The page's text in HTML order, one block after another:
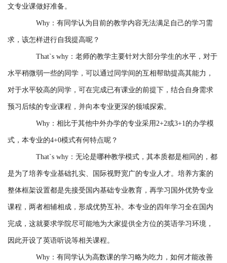
文专业课做好准备。
Why：有同学认为目前的教学内容无法满足自己的学习需
求，该怎样进行自我提高呢？
That`s why：老师的教学主要针对大部分学生的水平，对于
水平稍微弱一些的同学，可以通过同学间的互相帮助提高其能力，
对于水平较高的同学，可在完成已有课业的前提下，结合自身需求
预习后续的专业课程，并向本专业更深的领域探索。
Why：相比于其他中外办学的专业采用2+2或3+1的办学模
式，本专业的4+0模式有何特点呢？
That`s why：无论是哪种教学模式，其本质都是相同的，都
是为了培养专业基础扎实、国际视野宽广的专业人才。培养方案的
整体框架设置都是先接受国内基础专业教育，再学习国外优势专业
课程，两者相辅相成，形成优势互补。本专业的四年学习全在国内
完成，这就要求学院尽可能地为大家提供全方位的英语学习环境，
因此开设了英语听说等相关课程。
Why：有同学认为高数课的学习略为吃力，如何才能改善